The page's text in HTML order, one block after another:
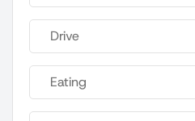
Drive
Eating